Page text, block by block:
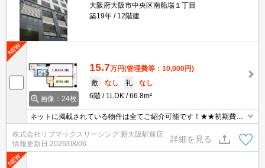
大阪府大阪市中央区南船場１丁目
築19年
12階建
画像：24枚
15.7万円(管理費等：10,000円)
敷
なし 礼
なし
6階
1LDK 66.8m²
ネットに掲載されている物件は全てご紹介可能です！★★初期費用
クレジット決済可能★敷金礼金0円南向きです！
株式会社リブマックスリーシング 新大阪駅前店
情報更新日 2026/08/06
詳細を見る